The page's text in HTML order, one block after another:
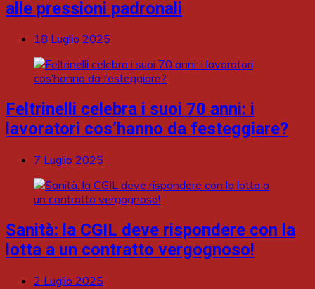
alle pressioni padronali
18 Luglio 2025
Feltrinelli celebra i suoi 70 anni: i
lavoratori cos’hanno da festeggiare?
7 Luglio 2025
Sanità: la CGIL deve rispondere con la
lotta a un contratto vergognoso!
2 Luglio 2025